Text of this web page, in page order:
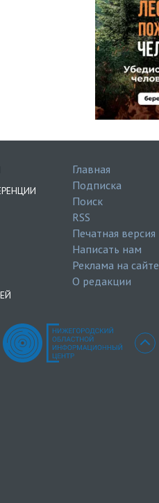
Главная
Подписка
Поиск
RSS
Печатная версия
Написать нам
Реклама на сайте
О редакции